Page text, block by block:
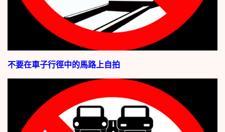
不要在車子行徑中的馬路上自拍